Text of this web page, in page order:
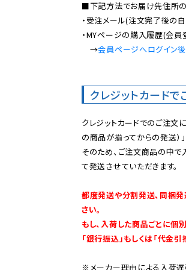
■下記方法でお届け先住所の
・受注メール(注文完了後の
・MYページの購入履歴(会
→会員ページへログイン後
クレジットカード
クレジットカードでのご注文
の商品が揃ってからの発送）
そのため、ご注文商品の中
て発送させていただきます。
都度発送や分割発送、同梱発
さい。
もし、入荷した商品ごとに個
「銀行振込」もしくは「代金
※メーカー理由による入荷遅